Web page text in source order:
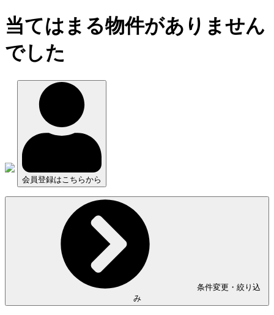
当てはまる物件がありません
でした
会員登録はこちらから
条件変更・絞り込
み